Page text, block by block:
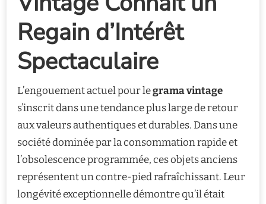
Regain d’Intérêt
Spectaculaire
L’engouement actuel pour legrama vintage
s’inscrit dans une tendance plus large de retour
aux valeurs authentiques et durables. Dans une
société dominée par la consommation rapide et
l’obsolescence programmée, ces objets anciens
représentent un contre-pied rafraîchissant. Leur
longévité exceptionnelle démontre qu’il était